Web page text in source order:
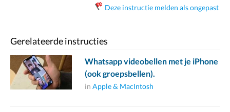
Deze instructie melden als ongepast
Gerelateerde instructies
Whatsapp videobellen met je iPhone
(ook groepsbellen).
in Apple & MacIntosh